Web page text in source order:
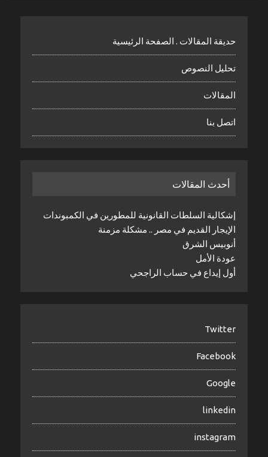
حديقة المقالات . الصفحة الرئيسية
تحليل النصوص
المقالات
اتصل بنا
أحدث المقالات
إشكالية السلطات القانونية للمطورين في الكمبوندات
الإيجار القديم في مصر .. مشكلة مزمنة
أنوبيس الشرق
عودة الأمل
أول إيداع في حساب الراجحي
Twitter
Facebook
Google
linkedin
instagram